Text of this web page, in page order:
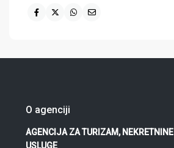
O agenciji
AGENCIJA ZA TURIZAM, NEKRETNINE I
USLUGE